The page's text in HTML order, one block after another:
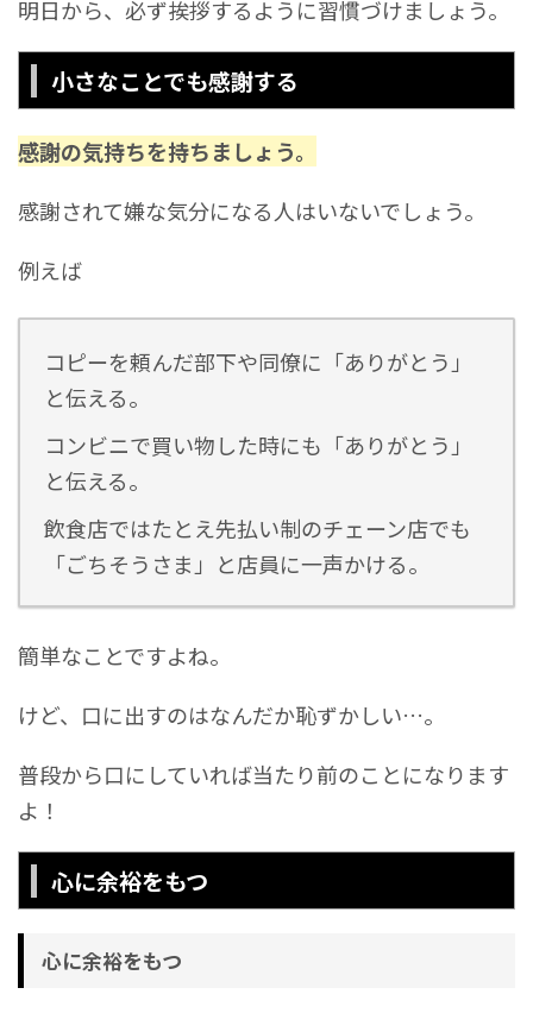
明日から、必ず挨拶するように習慣づけましょう。
小さなことでも感謝する
感謝の気持ちを持ちましょう。
感謝されて嫌な気分になる人はいないでしょう。
例えば
コピーを頼んだ部下や同僚に「ありがとう」
と伝える。
コンビニで買い物した時にも「ありがとう」
と伝える。
飲食店ではたとえ先払い制のチェーン店でも
「ごちそうさま」と店員に一声かける。
簡単なことですよね。
けど、口に出すのはなんだか恥ずかしい…。
普段から口にしていれば当たり前のことになります
よ！
心に余裕をもつ
心に余裕をもつ